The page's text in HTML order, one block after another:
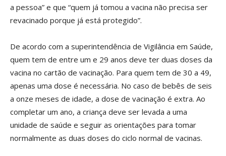
a pessoa” e que “quem já tomou a vacina não precisa ser
revacinado porque já está protegido”.
De acordo com a superintendência de Vigilância em Saúde,
quem tem de entre um e 29 anos deve ter duas doses da
vacina no cartão de vacinação. Para quem tem de 30 a 49,
apenas uma dose é necessária. No caso de bebês de seis
a onze meses de idade, a dose de vacinação é extra. Ao
completar um ano, a criança deve ser levada a uma
unidade de saúde e seguir as orientações para tomar
normalmente as duas doses do ciclo normal de vacinas.